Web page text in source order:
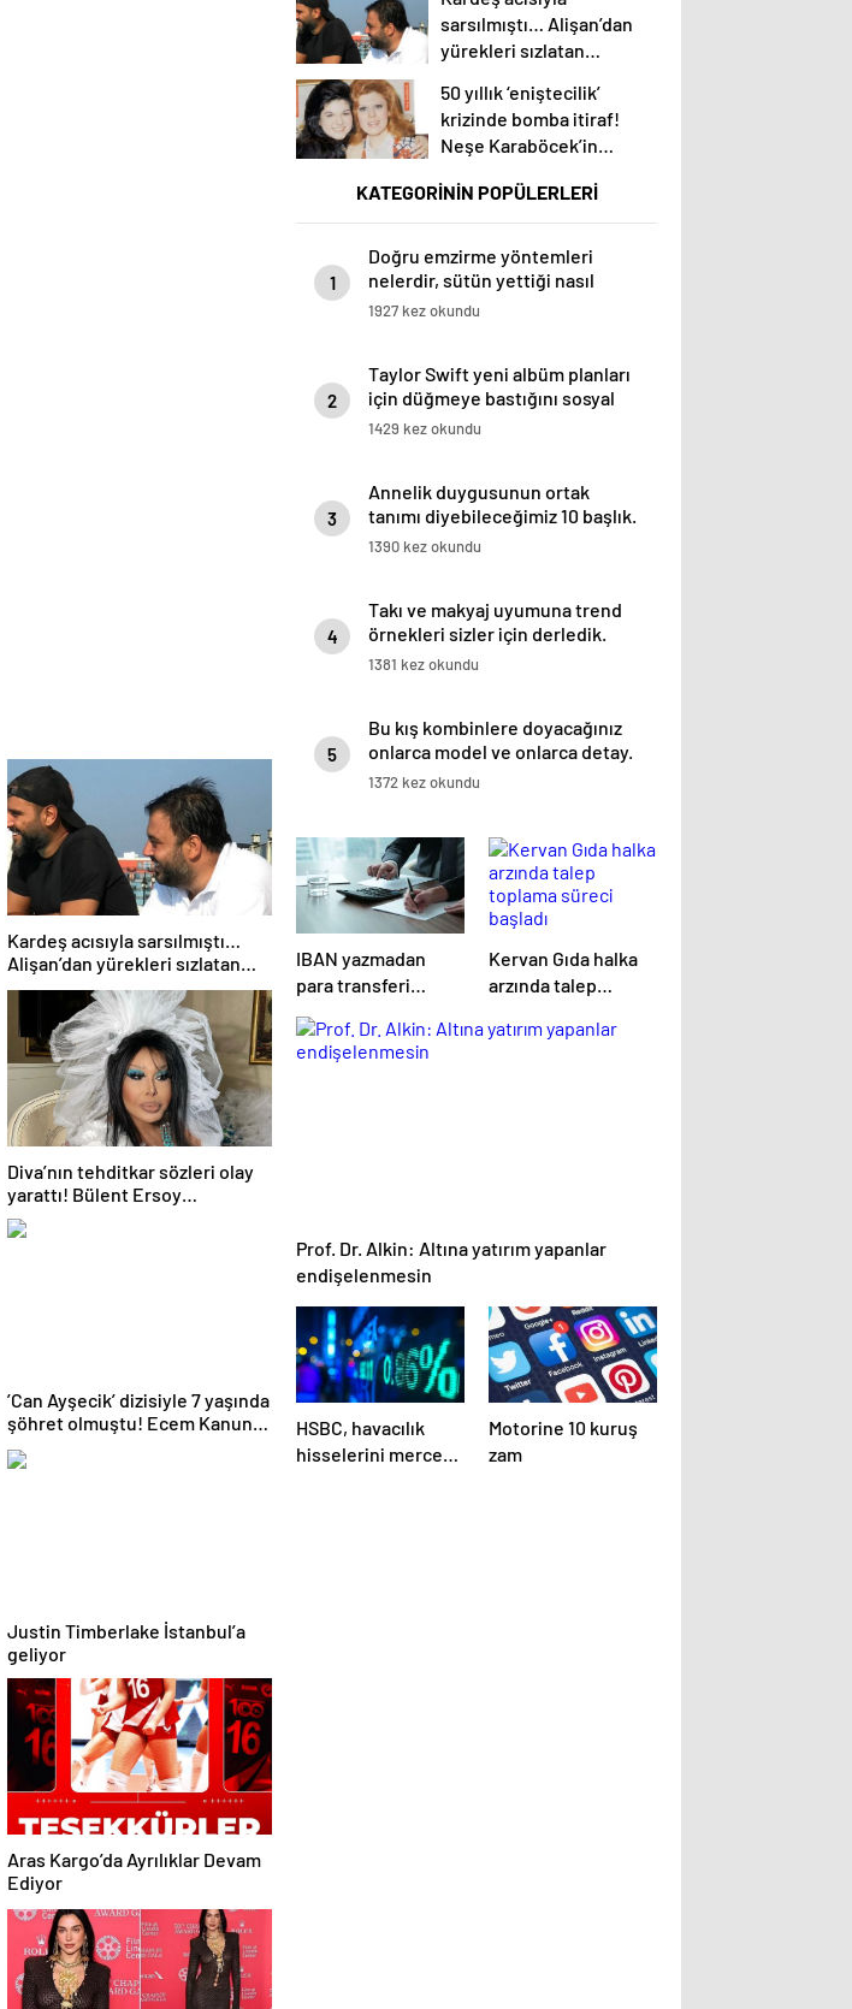
Kardeş acısıyla sarsılmıştı…
Alişan’dan yürekleri sızlatan
paylaşım: Keşke dediğim çok
Diva’nın tehditkar sözleri olay
yarattı! Bülent Ersoy
paylaşımıyla kime gözdağı
verdi?
’Can Ayşecik’ dizisiyle 7 yaşında
şöhret olmuştu! Ecem Kanun
şimdi 33 yaşında evli bir genç
kadın…
Justin Timberlake İstanbul’a
geliyor
Aras Kargo’da Ayrılıklar Devam
Ediyor
verdi!
sarsılmıştı… Alişan’dan
yürekleri sızlatan
çok şey var
50 yıllık ‘eniştecilik’
krizinde bomba itiraf!
Neşe Karaböcek’in
Karaböcek
açıklamalarıyla ağızları
açık bıraktı: “Ablam bu
evliliğe mecbur etti”
KATEGORİNİN POPÜLERLERİ
1
Doğru emzirme yöntemleri
nelerdir, sütün yettiği nasıl
anlaşılır?
1927 kez okundu
2
Taylor Swift yeni albüm planları
için düğmeye bastığını sosyal
medyadan duyurdu!
1429 kez okundu
3
Annelik duygusunun ortak
tanımı diyebileceğimiz 10 başlık.
1390 kez okundu
4
Takı ve makyaj uyumuna trend
örnekleri sizler için derledik.
1381 kez okundu
5
Bu kış kombinlere doyacağınız
onlarca model ve onlarca detay.
1372 kez okundu
IBAN yazmadan
para transferi
Kervan Gıda halka
arzında talep
başladı
Prof. Dr. Alkin: Altına yatırım yapanlar
endişelenmesin
HSBC, havacılık
hisselerini mercek
Motorine 10 kuruş
zam